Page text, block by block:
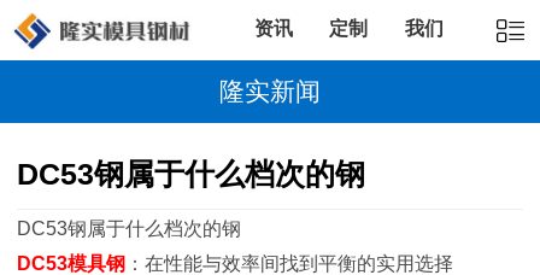
资讯 定制 我们
隆实新闻
DC53钢属于什么档次的钢
DC53钢属于什么档次的钢
DC53模具钢 ：在性能与效率间找到平衡的实用选择